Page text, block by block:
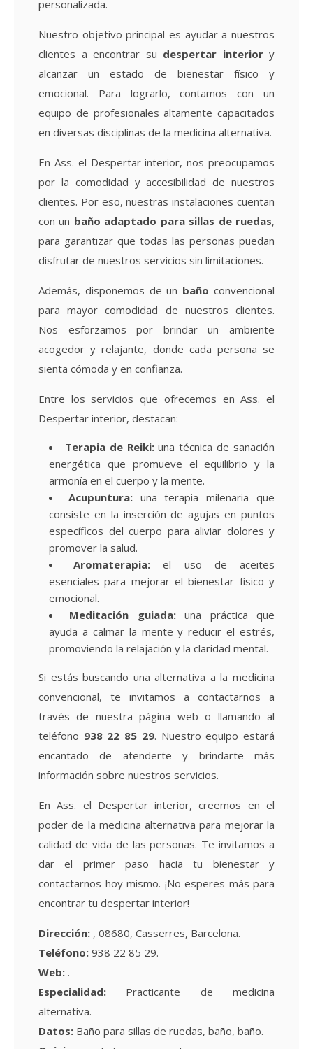
personalizada.
Nuestro objetivo principal es ayudar a nuestros
clientes a encontrar su despertar interiory
alcanzar un estado de bienestar físico y
emocional. Para lograrlo, contamos con un
equipo de profesionales altamente capacitados
en diversas disciplinas de la medicina alternativa.
En Ass. el Despertar interior, nos preocupamos
por la comodidad y accesibilidad de nuestros
clientes. Por eso, nuestras instalaciones cuentan
con un baño adaptado para sillas de ruedas,
para garantizar que todas las personas puedan
disfrutar de nuestros servicios sin limitaciones.
Además, disponemos de un baño convencional
para mayor comodidad de nuestros clientes.
Nos esforzamos por brindar un ambiente
acogedor y relajante, donde cada persona se
sienta cómoda y en confianza.
Entre los servicios que ofrecemos en Ass. el
Despertar interior, destacan:
Terapia de Reiki:una técnica de sanación
energética que promueve el equilibrio y la
armonía en el cuerpo y la mente.
Acupuntura:una terapia milenaria que
consiste en la inserción de agujas en puntos
específicos del cuerpo para aliviar dolores y
promover la salud.
Aromaterapia: el uso de aceites
esenciales para mejorar el bienestar físico y
emocional.
Meditación guiada:una práctica que
ayuda a calmar la mente y reducir el estrés,
promoviendo la relajación y la claridad mental.
Si estás buscando una alternativa a la medicina
convencional, te invitamos a contactarnos a
través de nuestra página web o llamando al
teléfono 938 22 85 29. Nuestro equipo estará
encantado de atenderte y brindarte más
información sobre nuestros servicios.
En Ass. el Despertar interior, creemos en el
poder de la medicina alternativa para mejorar la
calidad de vida de las personas. Te invitamos a
dar el primer paso hacia tu bienestar y
contactarnos hoy mismo. ¡No esperes más para
encontrar tu despertar interior!
Dirección: , 08680, Casserres, Barcelona.
Teléfono: 938 22 85 29.
Web: .
Especialidad: Practicante de medicina
alternativa.
Datos: Baño para sillas de ruedas, baño, baño.